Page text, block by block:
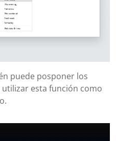
puede posponer los
utilizar esta función como